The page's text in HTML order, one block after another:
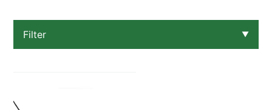
Filter ▼